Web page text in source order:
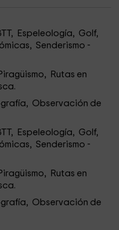
Espeleología, Golf,
Senderismo -
Rutas en
Observación de
Espeleología, Golf,
Senderismo -
Rutas en
Observación de